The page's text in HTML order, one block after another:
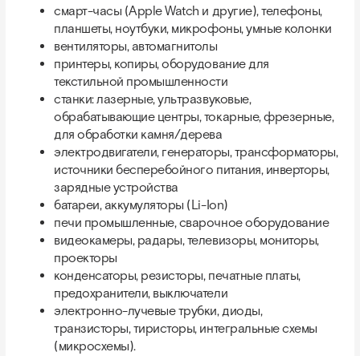
смарт-часы (Apple Watch и другие), телефоны,
планшеты, ноутбуки, микрофоны, умные колонки
вентиляторы, автомагнитолы
принтеры, копиры, оборудование для
текстильной промышленности
станки: лазерные, ультразвуковые,
обрабатывающие центры, токарные, фрезерные,
для обработки камня/дерева
электродвигатели, генераторы, трансформаторы,
источники бесперебойного питания, инверторы,
зарядные устройства
батареи, аккумуляторы (Li-Ion)
печи промышленные, сварочное оборудование
видеокамеры, радары, телевизоры, мониторы,
проекторы
конденсаторы, резисторы, печатные платы,
предохранители, выключатели
электронно-лучевые трубки, диоды,
транзисторы, тиристоры, интегральные схемы
(микросхемы).